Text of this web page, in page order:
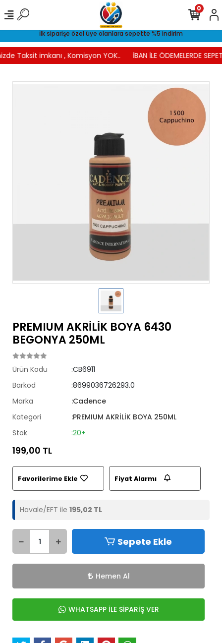
İlk siparişe özel üye olanlara sepette %5 indirim
Taksit imkanı , Komisyon YOK.. İBAN İLE ÖDEMELERDE
0
PREMIUM AKRİLİK BOYA 6430
BEGONYA 250ML
Ürün Kodu
:CB6911
Barkod
:8699036726293.0
Marka
:Cadence
Kategori
:PREMIUM AKRİLİK BOYA 250ML
Stok
:20+
199,00 TL
Favorilerime Ekle Fiyat Alarmı
Havale/EFT ile 195,02 TL
Sepete Ekle
Hemen Al
WHATSAPP İLE SİPARİŞ VER